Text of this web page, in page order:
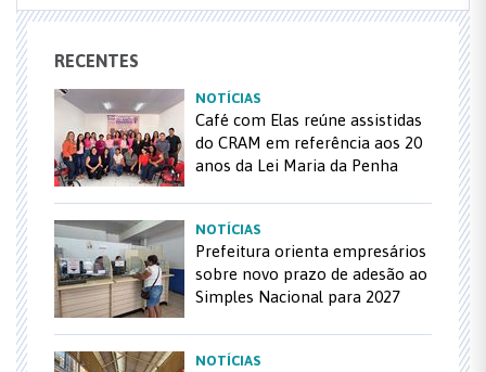
RECENTES
NOTÍCIAS
Café com Elas reúne assistidas
do CRAM em referência aos 20
anos da Lei Maria da Penha
NOTÍCIAS
Prefeitura orienta empresários
sobre novo prazo de adesão ao
Simples Nacional para 2027
NOTÍCIAS